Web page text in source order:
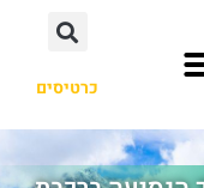
כרטיסים